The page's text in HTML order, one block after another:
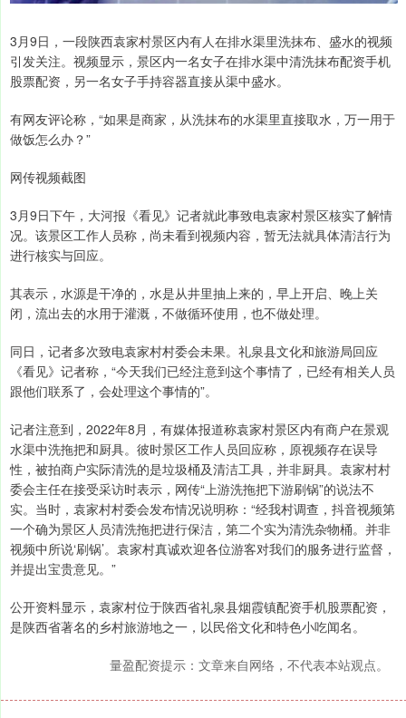
3月9日，一段陕西袁家村景区内有人在排水渠里洗抹布、盛水的视频
引发关注。视频显示，景区内一名女子在排水渠中清洗抹布配资手机
股票配资，另一名女子手持容器直接从渠中盛水。
有网友评论称，“如果是商家，从洗抹布的水渠里直接取水，万一用于
做饭怎么办？”
网传视频截图
3月9日下午，大河报《看见》记者就此事致电袁家村景区核实了解情
况。该景区工作人员称，尚未看到视频内容，暂无法就具体清洁行为
进行核实与回应。
其表示，水源是干净的，水是从井里抽上来的，早上开启、晚上关
闭，流出去的水用于灌溉，不做循环使用，也不做处理。
同日，记者多次致电袁家村村委会未果。礼泉县文化和旅游局回应
《看见》记者称，“今天我们已经注意到这个事情了，已经有相关人员
跟他们联系了，会处理这个事情的”。
记者注意到，2022年8月，有媒体报道称袁家村景区内有商户在景观
水渠中洗拖把和厨具。彼时景区工作人员回应称，原视频存在误导
性，被拍商户实际清洗的是垃圾桶及清洁工具，并非厨具。袁家村村
委会主任在接受采访时表示，网传“上游洗拖把下游刷锅”的说法不
实。当时，袁家村村委会发布情况说明称：“经我村调查，抖音视频第
一个确为景区人员清洗拖把进行保洁，第二个实为清洗杂物桶。并非
视频中所说‘刷锅’。袁家村真诚欢迎各位游客对我们的服务进行监督，
并提出宝贵意见。”
公开资料显示，袁家村位于陕西省礼泉县烟霞镇配资手机股票配资，
是陕西省著名的乡村旅游地之一，以民俗文化和特色小吃闻名。
量盈配资提示：文章来自网络，不代表本站观点。